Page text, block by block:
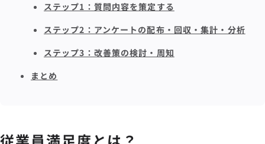
ステップ1：質問内容を策定する
ステップ2：アンケートの配布・回収・集計・分析
ステップ3：改善策の検討・周知
まとめ